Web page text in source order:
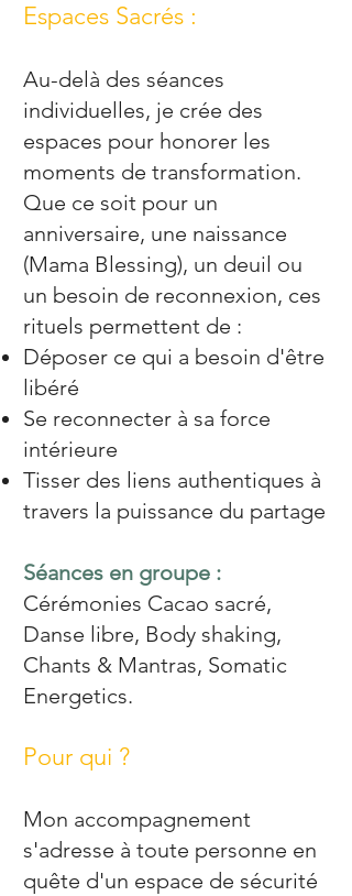
Espaces Sacrés :
Au-delà des séances
individuelles, je crée des
espaces pour honorer les
moments de transformation.
Que ce soit pour un
anniversaire, une naissance
(Mama Blessing), un deuil ou
un besoin de reconnexion, ces
rituels permettent de :
Déposer ce qui a besoin d'être
libéré
Se reconnecter à sa force
intérieure
Tisser des liens authentiques à
travers la puissance du partage
Séances en groupe :
Cérémonies Cacao sacré,
Danse libre, Body shaking,
Chants & Mantras, Somatic
Energetics.
Pour qui ?
Mon accompagnement
s'adresse à toute personne en
quête d'un espace de sécurité